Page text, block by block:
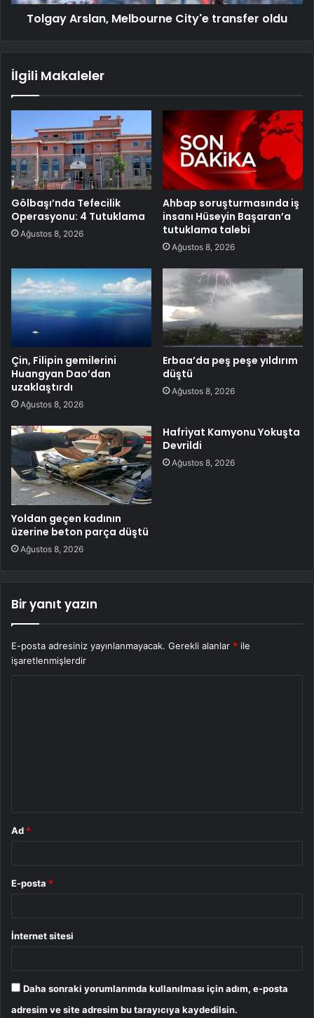
Tolgay Arslan, Melbourne City'e transfer oldu
İlgili Makaleler
Gölbaşı’nda Tefecilik
Operasyonu: 4 Tutuklama
Ağustos 8, 2026
Ahbap soruşturmasında iş
insanı Hüseyin Başaran’a
tutuklama talebi
Ağustos 8, 2026
Çin, Filipin gemilerini
Huangyan Dao’dan
uzaklaştırdı
Ağustos 8, 2026
Erbaa’da peş peşe yıldırım
düştü
Ağustos 8, 2026
Yoldan geçen kadının
üzerine beton parça düştü
Ağustos 8, 2026
Hafriyat Kamyonu Yokuşta
Devrildi
Ağustos 8, 2026
Bir yanıt yazın
E-posta adresiniz yayınlanmayacak. Gerekli alanlar * ile
işaretlenmişlerdir
Ad *
E-posta *
İnternet sitesi
Daha sonraki yorumlarımda kullanılması için adım, e-posta
adresim ve site adresim bu tarayıcıya kaydedilsin.